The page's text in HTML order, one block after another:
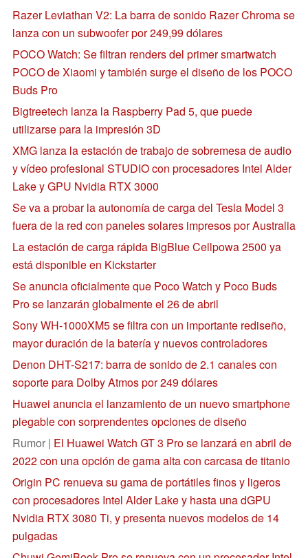
Razer Leviathan V2: La barra de sonido Razer Chroma se
lanza con un subwoofer por 249,99 dólares
POCO Watch: Se filtran renders del primer smartwatch
POCO de Xiaomi y también surge el diseño de los POCO
Buds Pro
Bigtreetech lanza la Raspberry Pad 5, que puede
utilizarse para la impresión 3D
XMG lanza la estación de trabajo de sobremesa de audio
y vídeo profesional STUDIO con procesadores Intel Alder
Lake y GPU Nvidia RTX 3000
Se va a probar la autonomía de carga del Tesla Model 3
fuera de la red con paneles solares impresos por Australia
La estación de carga rápida BigBlue Cellpowa 2500 ya
está disponible en Kickstarter
Se anuncia oficialmente que Poco Watch y Poco Buds
Pro se lanzarán globalmente el 26 de abril
Sony WH-1000XM5 se filtra con un importante rediseño,
mayor duración de la batería y nuevos controladores
Denon DHT-S217: barra de sonido de 2.1 canales con
soporte para Dolby Atmos por 249 dólares
Huawei anuncia el lanzamiento de un nuevo smartphone
plegable con sorprendentes opciones de diseño
Rumor | El Huawei Watch GT 3 Pro se lanzará en abril de
2022 con una opción de gama alta con carcasa de titanio
Origin PC renueva su gama de portátiles finos y ligeros
con procesadores Intel Alder Lake y hasta una dGPU
Nvidia RTX 3080 Ti, y presenta nuevos modelos de 14
pulgadas